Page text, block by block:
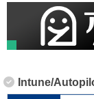
Intune/